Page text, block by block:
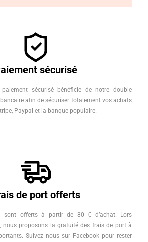
sécurisé
sécurisé bénéficie de notre double
afin de sécuriser totalement vos achats
Paypal et la banque populaire.
de port offerts
sont offerts à partir de 80 € d’achat. Lors
nous proposons la gratuité des frais de port à
Suivez nous sur Facebook pour rester